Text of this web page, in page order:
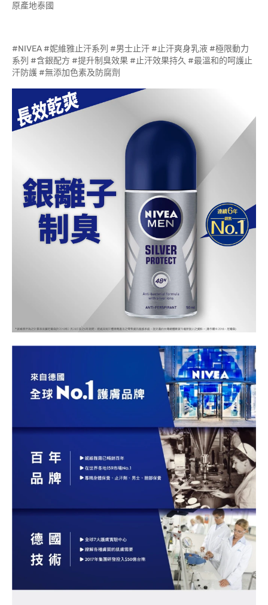
原產地泰國
#NIVEA #妮維雅止汗系列 #男士止汗 #止汗爽身乳液 #極限動力
系列 #含銀配方 #提升制臭效果 #止汗效果持久 #最溫和的呵護止
汗防護 #無添加色素及防腐劑